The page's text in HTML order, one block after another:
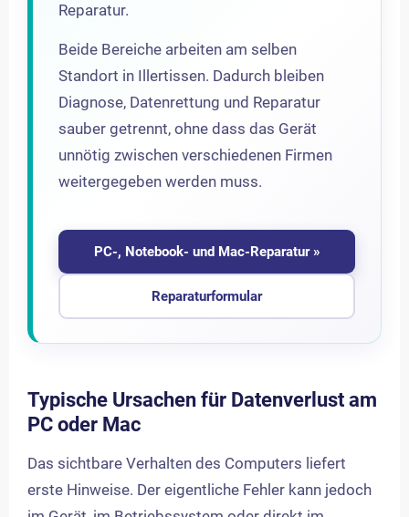
Reparatur.
Beide Bereiche arbeiten am selben
Standort in Illertissen. Dadurch bleiben
Diagnose, Datenrettung und Reparatur
sauber getrennt, ohne dass das Gerät
unnötig zwischen verschiedenen Firmen
weitergegeben werden muss.
PC-, Notebook- und Mac-Reparatur »
Reparaturformular
Typische Ursachen für Datenverlust am
PC oder Mac
Das sichtbare Verhalten des Computers liefert
erste Hinweise. Der eigentliche Fehler kann jedoch